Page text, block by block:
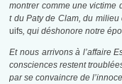
montrer comme une victime
t du Paty de Clam, du
uifs, qui déshonore notre
Et nous arrivons à l’affaire
consciences restent
par se convaincre de